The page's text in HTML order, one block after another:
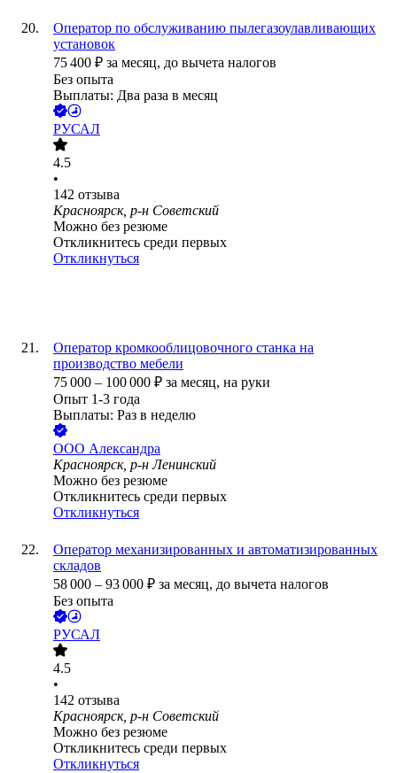
Оператор по обслуживанию пылегазоулавливающих
установок
75 400 ₽ за месяц, до вычета налогов
Без опыта
Выплаты: Два раза в месяц
РУСАЛ
4.5
•
142 отзыва
Красноярск, р-н Советский
Можно без резюме
Откликнитесь среди первых
Откликнуться
Оператор кромкооблицовочного станка на
производство мебели
75 000 – 100 000 ₽ за месяц, на руки
Опыт 1-3 года
Выплаты: Раз в неделю
ООО Александра
Красноярск, р-н Ленинский
Можно без резюме
Откликнитесь среди первых
Откликнуться
Оператор механизированных и автоматизированных
складов
58 000 – 93 000 ₽ за месяц, до вычета налогов
Без опыта
РУСАЛ
4.5
•
142 отзыва
Красноярск, р-н Советский
Можно без резюме
Откликнитесь среди первых
Откликнуться